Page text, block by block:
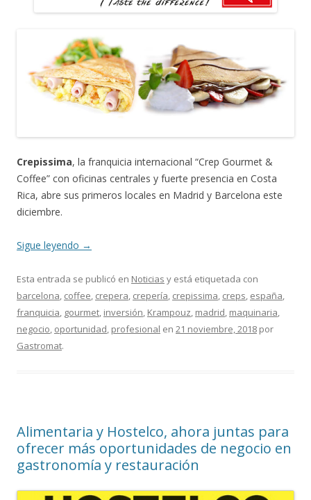
Crepissima, la franquicia internacional “Crep Gourmet &
Coffee” con oficinas centrales y fuerte presencia en Costa
Rica, abre sus primeros locales en Madrid y Barcelona este
diciembre.
Sigue leyendo →
Esta entrada se publicó en Noticias y está etiquetada con
barcelona, coffee, crepera, crepería, crepissima, creps, españa,
franquicia, gourmet, inversión, Krampouz, madrid, maquinaria,
negocio, oportunidad, profesional en 21 noviembre, 2018 por
Gastromat.
Alimentaria y Hostelco, ahora juntas para
ofrecer más oportunidades de negocio en
gastronomía y restauración